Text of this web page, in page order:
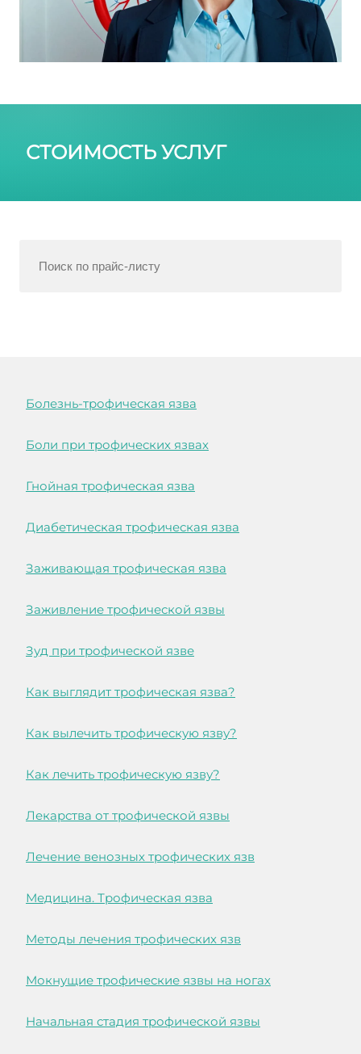
СТОИМОСТЬ УСЛУГ
Болезнь-трофическая язва
Боли при трофических язвах
Гнойная трофическая язва
Диабетическая трофическая язва
Заживающая трофическая язва
Заживление трофической язвы
Зуд при трофической язве
Как выглядит трофическая язва?
Как вылечить трофическую язву?
Как лечить трофическую язву?
Лекарства от трофической язвы
Лечение венозных трофических язв
Медицина. Трофическая язва
Методы лечения трофических язв
Мокнущие трофические язвы на ногах
Начальная стадия трофической язвы